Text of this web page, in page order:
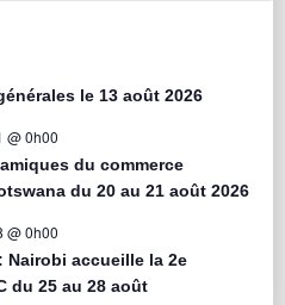
le 13 août 2026
@ 0h00
du commerce
du 20 au 21 août 2026
@ 0h00
Nairobi accueille la 2e
du 25 au 28 août